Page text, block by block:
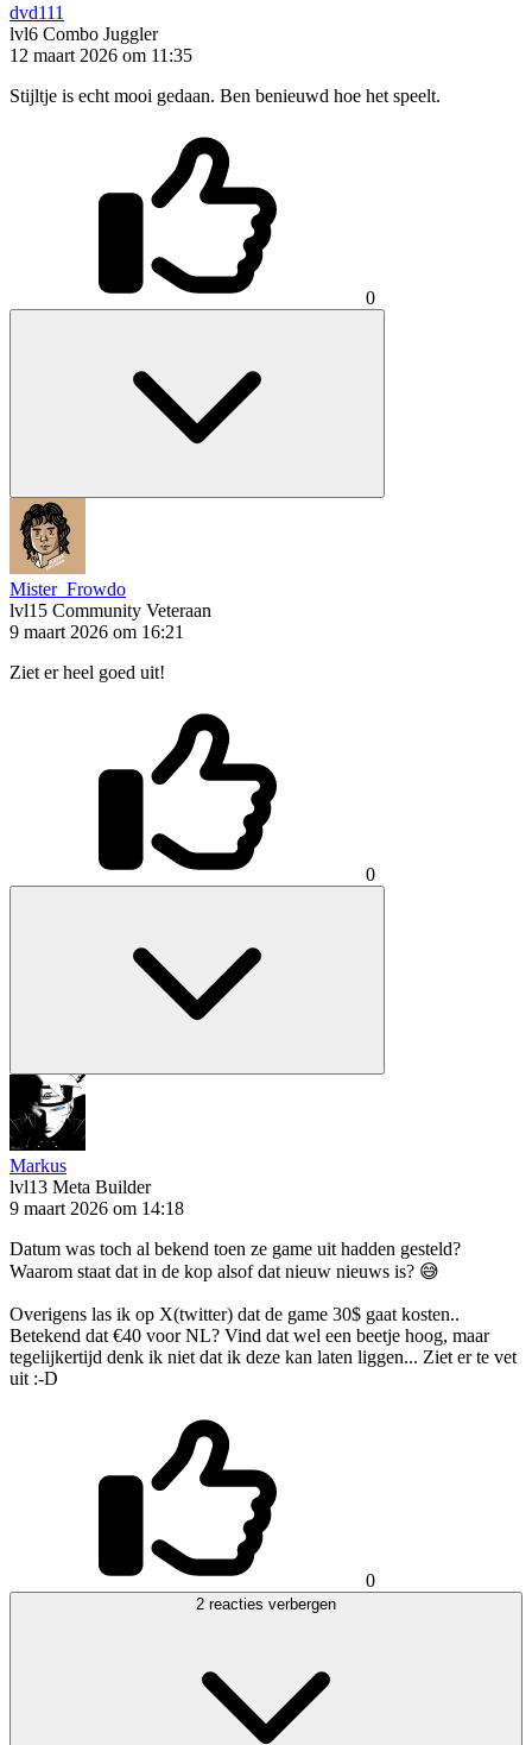
dvd111
lvl6 Combo Juggler
12 maart 2026 om 11:35
Stijltje is echt mooi gedaan. Ben benieuwd hoe het speelt.
0
Mister_Frowdo
lvl15 Community Veteraan
9 maart 2026 om 16:21
Ziet er heel goed uit!
0
Markus
lvl13 Meta Builder
9 maart 2026 om 14:18
Datum was toch al bekend toen ze game uit hadden gesteld?
Waarom staat dat in de kop alsof dat nieuw nieuws is? 😅
Overigens las ik op X(twitter) dat de game 30$ gaat kosten..
Betekend dat €40 voor NL? Vind dat wel een beetje hoog, maar
tegelijkertijd denk ik niet dat ik deze kan laten liggen... Ziet er te vet
uit :-D
0
2 reacties verbergen